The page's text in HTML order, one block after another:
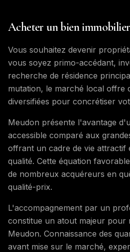
Acheter un bien
Vous souhaitez devenir
vous soyez primo-accédant,
recherche de résidence
mutation, le marché local offre
diversifiées pour concrétiser
Meudon présente l'avantage
accessible comparé aux
offrant un cadre de vie attractif
qualité. Cette équation
de nombreux acquéreurs en
qualité-prix.
L'accompagnement par un
constitue un atout majeur pour
Meudon. Connaissance des
avant mise sur le marché,